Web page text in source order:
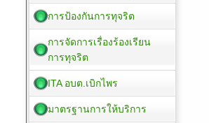
การป้องกันการทุจริต
การจัดการเรื่องร้องเรียน
การทุจริต
ITA อบต.เบิกไพร
มาตรฐานการให้บริการ